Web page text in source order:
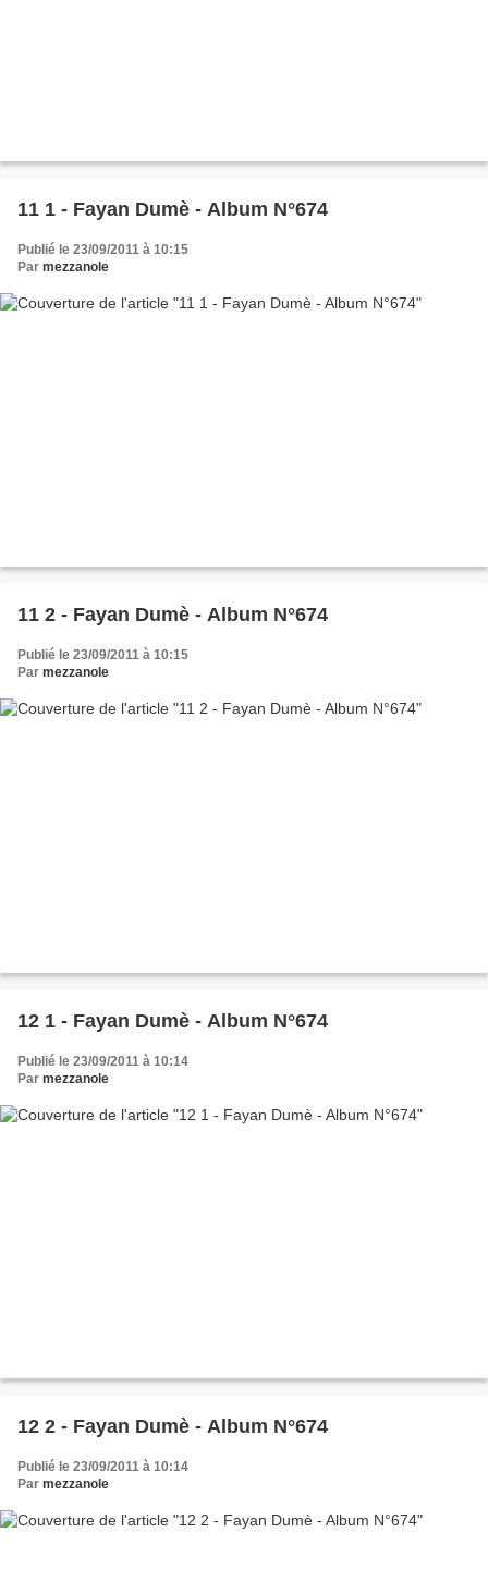
11 1 - Fayan Dumè - Album N°674
Publié le 23/09/2011 à 10:15
Par mezzanole
11 2 - Fayan Dumè - Album N°674
Publié le 23/09/2011 à 10:15
Par mezzanole
12 1 - Fayan Dumè - Album N°674
Publié le 23/09/2011 à 10:14
Par mezzanole
12 2 - Fayan Dumè - Album N°674
Publié le 23/09/2011 à 10:14
Par mezzanole